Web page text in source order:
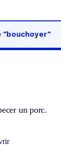
“bouchoyer“
un porc.